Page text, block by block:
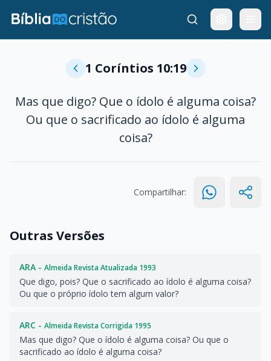
1 Coríntios 10:19
Mas que digo? Que o ídolo é alguma coisa?
Ou que o sacrificado ao ídolo é alguma
coisa?
Compartilhar:
Outras Versões
ARA - Almeida Revista Atualizada 1993
Que digo, pois? Que o sacrificado ao ídolo é alguma coisa?
Ou que o próprio ídolo tem algum valor?
ARC - Almeida Revista Corrigida 1995
Mas que digo? Que o ídolo é alguma coisa? Ou que o
sacrificado ao ídolo é alguma coisa?